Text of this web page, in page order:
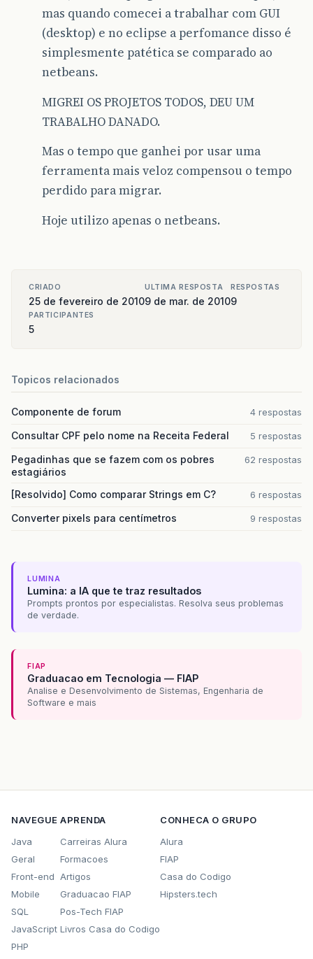
mas quando comecei a trabalhar com GUI
(desktop) e no eclipse a perfomance disso é
simplesmente patética se comparado ao
netbeans.
MIGREI OS PROJETOS TODOS, DEU UM
TRABALHO DANADO.
Mas o tempo que ganhei por usar uma
ferramenta mais veloz compensou o tempo
perdido para migrar.
Hoje utilizo apenas o netbeans.
CRIADO
25 de fevereiro de 2010
ULTIMA RESPOSTA
9 de mar. de 2010
RESPOSTAS
9
PARTICIPANTES
5
Topicos relacionados
Componente de forum 4 respostas
Consultar CPF pelo nome na Receita Federal 5 respostas
Pegadinhas que se fazem com os pobres
estagiários
62 respostas
[Resolvido] Como comparar Strings em C? 6 respostas
Converter pixels para centímetros 9 respostas
LUMINA
Lumina: a IA que te traz resultados
Prompts prontos por especialistas. Resolva seus problemas
de verdade.
FIAP
Graduacao em Tecnologia — FIAP
Analise e Desenvolvimento de Sistemas, Engenharia de
Software e mais
NAVEGUE
Java
Geral
Front-end
Mobile
SQL
JavaScript
PHP
APRENDA
Carreiras Alura
Formacoes
Artigos
Graduacao FIAP
Pos-Tech FIAP
Livros Casa do Codigo
CONHECA O GRUPO
Alura
FIAP
Casa do Codigo
Hipsters.tech